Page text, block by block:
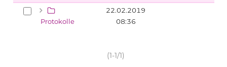
Protokolle
22.02.2019
08:36
(1-1/1)